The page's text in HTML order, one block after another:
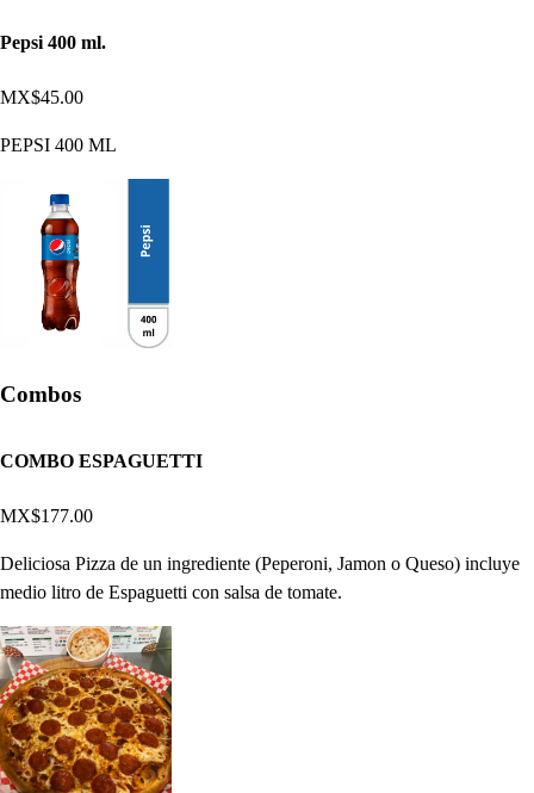
Pepsi 400 ml.
MX$45.00
PEPSI 400 ML
Combos
COMBO ESPAGUETTI
MX$177.00
Deliciosa Pizza de un ingrediente (Peperoni, Jamon o Queso) incluye
medio litro de Espaguetti con salsa de tomate.